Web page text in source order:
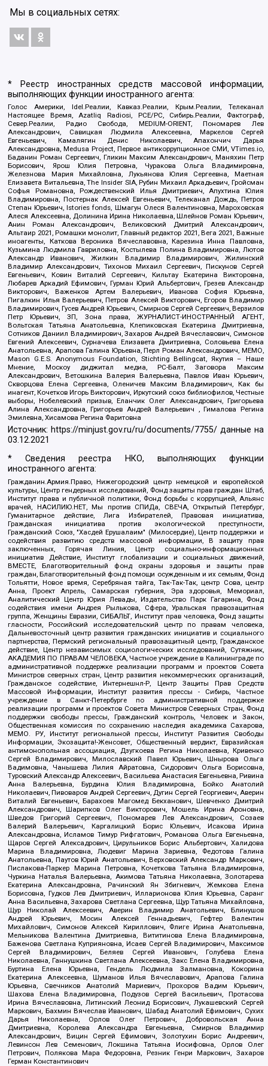
Мы в социальных сетях:
* Реестр иностранных средств массовой информации,
выполняющих функции иностранного агента:
Голос Америки, Idel.Реалии, Кавказ.Реалии, Крым.Реалии, Телеканал
Настоящее Время, Azatliq Radiosi, PCE/PC, Сибирь.Реалии, Фактограф,
Север.Реалии, Радио Свобода, MEDIUM-ORIENT, Пономарев Лев
Александрович, Савицкая Людмила Алексеевна, Маркелов Сергей
Евгеньевич, Камалягин Денис Николаевич, Апахончич Дарья
Александровна, Medusa Project, Первое антикоррупционное СМИ, VTimes.io,
Баданин Роман Сергеевич, Гликин Максим Александрович, Маняхин Петр
Борисович, Ярош Юлия Петровна, Чуракова Ольга Владимировна,
Железнова Мария Михайловна, Лукьянова Юлия Сергеевна, Маетная
Елизавета Витальевна, The Insider SIA, Рубин Михаил Аркадьевич, Гройсман
Софья Романовна, Рождественский Илья Дмитриевич, Апухтина Юлия
Владимировна, Постернак Алексей Евгеньевич, Телеканал Дождь, Петров
Степан Юрьевич, Istories fonds, Шмагун Олеся Валентиновна, Мароховская
Алеся Алексеевна, Долинина Ирина Николаевна, Шлейнов Роман Юрьевич,
Анин Роман Александрович, Великовский Дмитрий Александрович,
Альтаир 2021, Ромашки монолит, Главный редактор 2021, Вега 2021, Важные
иноагенты, Каткова Вероника Вячеславовна, Карезина Инна Павловна,
Кузьмина Людмила Гавриловна, Костылева Полина Владимировна, Лютов
Александр Иванович, Жилкин Владимир Владимирович, Жилинский
Владимир Александрович, Тихонов Михаил Сергеевич, Пискунов Сергей
Евгеньевич, Ковин Виталий Сергеевич, Кильтау Екатерина Викторовна,
Любарев Аркадий Ефимович, Гурман Юрий Альбертович, Грезев Александр
Викторович, Важенков Артем Валерьевич, Иванова София Юрьевна,
Пигалкин Илья Валерьевич, Петров Алексей Викторович, Егоров Владимир
Владимирович, Гусев Андрей Юрьевич, Смирнов Сергей Сергеевич, Верзилов
Петр Юрьевич, ЗП, Зона права, ЖУРНАЛИСТ-ИНОСТРАННЫЙ АГЕНТ,
Вольтская Татьяна Анатольевна, Клепиковская Екатерина Дмитриевна,
Сотников Даниил Владимирович, Захаров Андрей Вячеславович, Симонов
Евгений Алексеевич, Сурначева Елизавета Дмитриевна, Соловьева Елена
Анатольевна, Арапова Галина Юрьевна, Перл Роман Александрович, МЕМО,
Mason G.E.S. Anonymous Foundation, Stichting Bellingcat, Якутия – Наше
Мнение, Москоу диджитал медиа, РС-Балт, Заговора Максим
Александрович, Ветошкина Валерия Валерьевна, Павлов Иван Юрьевич,
Скворцова Елена Сергеевна, Оленичев Максим Владимирович, Как бы
инагент, Кочетков Игорь Викторович, Иркутский союз библиофилов, Честные
выборы, Нобелевский призыв, Еланчик Олег Александрович, Григорьева
Алина Александровна, Григорьев Андрей Валерьевич , Гималова Регина
Эмилевна, Хисамова Регина Фаритовна
Источник: https://minjust.gov.ru/ru/documents/7755/ данные на
03.12.2021
* Сведения реестра НКО, выполняющих функции
иностранного агента:
Гражданин.Армия.Право, Нижегородский центр немецкой и европейской
культуры, Центр гендерных исследований, Фонд защиты прав граждан Штаб,
Институт права и публичной политики, Фонд борьбы с коррупцией, Альянс
врачей, НАСИЛИЮ.НЕТ, Мы против СПИДа, СВЕЧА, Открытый Петербург,
Гуманитарное действие, Лига Избирателей, Правовая инициатива,
Гражданская инициатива против экологической преступности,
Гражданский Союз, "Хасдей Ерушалаим" (Милосердие), Центр поддержки и
содействия развитию средств массовой информации, В защиту прав
заключенных, Горячая Линия, Центр социально-информационных
инициатив Действие, Институт глобализации и социальных движений,
ВМЕСТЕ, Благотворительный фонд охраны здоровья и защиты прав
граждан, Благотворительный фонд помощи осужденным и их семьям, Фонд
Тольятти, Новое время, Серебряная тайга, Так-Так-Так, центр Сова, центр
Анна, Проект Апрель, Самарская губерния, Эра здоровья, Мемориал,
Аналитический Центр Юрия Левады, Издательство Парк Гагарина, Фонд
содействия имени Андрея Рылькова, Сфера, Уральская правозащитная
группа, Женщины Евразии, СИБАЛЬТ, Институт прав человека, Фонд защиты
гласности, Российский исследовательский центр по правам человека,
Дальневосточный центр развития гражданских инициатив и социального
партнерства, Пермский региональный правозащитный центр, Гражданское
действие, Центр независимых социологических исследований, Сутяжник,
АКАДЕМИЯ ПО ПРАВАМ ЧЕЛОВЕКА, Частное учреждение в Калининграде по
административной поддержке реализации программ и проектов Совета
Министров северных стран, Центр развития некоммерческих организаций,
Гражданское содействие, Интернешнл-Р, Центр Защиты Прав Средств
Массовой Информации, Институт развития прессы - Сибирь, Частное
учреждение в Санкт-Петербурге по административной поддержке
реализации программ и проектов Совета Министров Северных Стран, Фонд
поддержки свободы прессы, Гражданский контроль, Человек и Закон,
Общественная комиссия по сохранению наследия академика Сахарова,
МЕМО. РУ, Институт региональной прессы, Институт Развития Свободы
Информации, Экозащита!-Женсовет, Общественный вердикт, Евразийская
антимонопольная ассоциация, Дзугкоева Регина Николаевна, Кривенко
Сергей Владимирович, Милославский Павел Юрьевич, Шнырова Ольга
Вадимовна, Чанышева Лилия Айратовна, Сидорович Ольга Борисовна,
Туровский Александр Алексеевич, Васильева Анастасия Евгеньевна, Ривина
Анна Валерьевна, Бурдина Юлия Владимировна, Бойко Анатолий
Николаевич, Пивоваров Андрей Сергеевич, Дугин Сергей Георгиевич, Аверин
Виталий Евгеньевич, Барахоев Магомед Бекханович, Шевченко Дмитрий
Александрович, Шарипков Олег Викторович, Мошель Ирина Ароновна,
Шведов Григорий Сергеевич, Пономарев Лев Александрович, Созаев
Валерий Валерьевич, Каргалицкий Борис Юльевич, Исакова Ирина
Александровна, Исламов Тимур Рифгатович, Романова Ольга Евгеньевна,
Щаров Сергей Алексадрович, Цирульников Борис Альбертович, Халидова
Марина Владимировна, Людевиг Марина Зариевна, Федотова Галина
Анатольевна, Паутов Юрий Анатольевич, Верховский Александр Маркович,
Пислакова-Паркер Марина Петровна, Кочеткова Татьяна Владимировна,
Чуркина Наталья Валерьевна, Акимова Татьяна Николаевна, Золотарева
Екатерина Александровна, Рачинский Ян Збигневич, Жемкова Елена
Борисовна, Гудков Лев Дмитриевич, Илларионова Юлия Юрьевна, Саранг
Анна Васильевна, Захарова Светлана Сергеевна, Щур Татьяна Михайловна,
Щур Николай Алексеевич, Аверин Владимир Анатольевич, Блинушов
Андрей Юрьевич, Мосин Алексей Геннадьевич, Гефтер Валентин
Михайлович, Симонов Алексей Кириллович, Флиге Ирина Анатольевна,
Мельникова Валентина Дмитриевна, Вититинова Елена Владимировна,
Баженова Светлана Куприяновна, Исаев Сергей Владимирович, Максимов
Сергей Владимирович, Беляев Сергей Иванович, Голубева Елена
Николаевна, Ганнушкина Светлана Алексеевна, Закс Елена Владимировна,
Буртина Елена Юрьевна, Гендель Людмила Залмановна, Кокорина
Екатерина Алексеевна, Шуманов Илья Вячеславович, Арапова Галина
Юрьевна, Свечников Анатолий Мариевич, Прохоров Вадим Юрьевич,
Шахова Елена Владимировна, Подузов Сергей Васильевич, Протасова
Ирина Вячеславовна, Литинский Леонид Борисович, Лукашевский Сергей
Маркович, Бахмин Вячеслав Иванович, Шабад Анатолий Ефимович, Сухих
Дарья Николаевна, Орлов Олег Петрович, Добровольская Анна
Дмитриевна, Королева Александра Евгеньевна, Смирнов Владимир
Александрович, Вицин Сергей Ефимович, Золотухин Борис Андреевич,
Левинсон Лев Семенович, Локшина Татьяна Иосифовна, Орлов Олег
Петрович, Полякова Мара Федоровна, Резник Генри Маркович, Захаров
Герман Константинович